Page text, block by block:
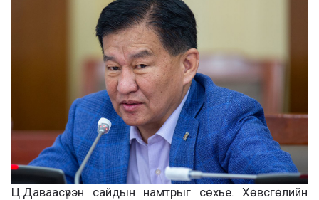
Ц.Даваасүрэн сайдын намтрыг сөхье. Хөвсгөлийн